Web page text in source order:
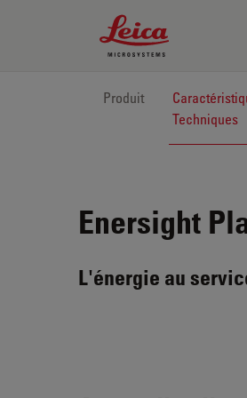
Leica Microsystems
Produit
Techniques
Enersight
L'énergie au